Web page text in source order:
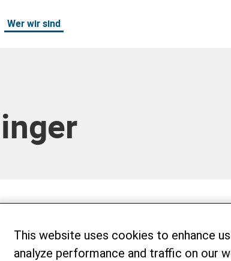
Wer wir sind
This website uses cookies to enhance
analyze performance and traffic on our